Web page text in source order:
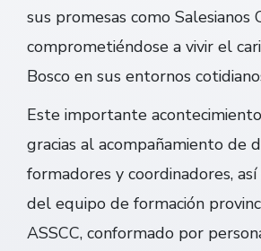
sus promesas como Salesianos
comprometiéndose a vivir el
Bosco en sus entornos
Este importante
gracias al acompañamiento de
formadores y coordinadores,
del equipo de formación
ASSCC, conformado por